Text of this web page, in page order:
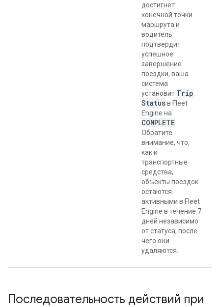
достигнет
конечной точки
маршрута и
водитель
подтвердит
успешное
завершение
поездки, ваша
система
установит Trip
Statusв Fleet
Engine на
COMPLETE
Обратите
внимание, что,
как и
транспортные
средства,
объекты поездок
остаются
активными в Fleet
Engine в течение 7
дней независимо
от статуса, после
чего они
удаляются.
Последовательность действий при